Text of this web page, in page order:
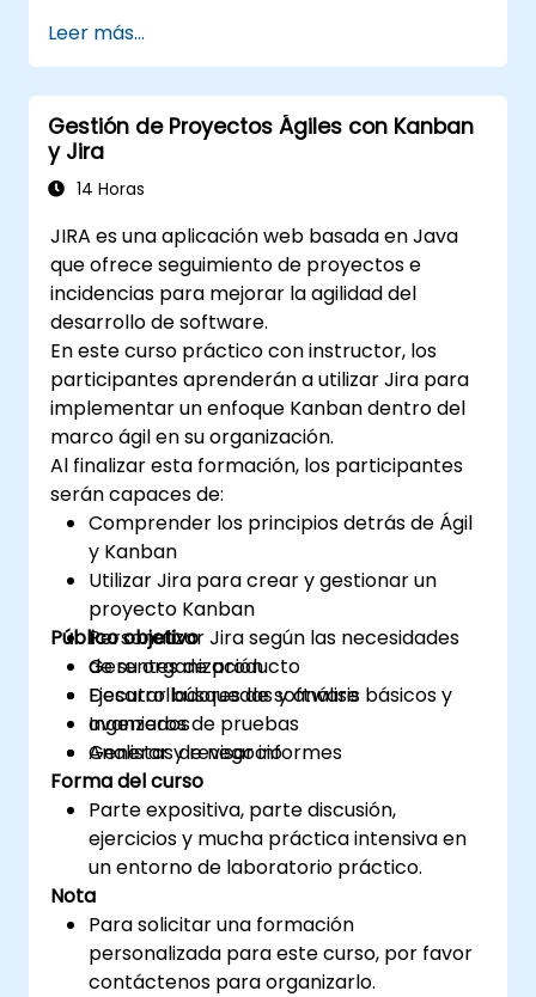
Leer más...
Gestión de Proyectos Ágiles con Kanban
y Jira
14 Horas
JIRA es una aplicación web basada en Java
que ofrece seguimiento de proyectos e
incidencias para mejorar la agilidad del
desarrollo de software.
En este curso práctico con instructor, los
participantes aprenderán a utilizar Jira para
implementar un enfoque Kanban dentro del
marco ágil en su organización.
Al finalizar esta formación, los participantes
serán capaces de:
Comprender los principios detrás de Ágil
y Kanban
Utilizar Jira para crear y gestionar un
proyecto Kanban
Personalizar Jira según las necesidades
de su organización
Ejecutar búsquedas y análisis básicos y
avanzados
Generar y revisar informes
Público objetivo
Gerentes de producto
Desarrolladores de software
Ingenieros de pruebas
Analistas de negocio
Forma del curso
Parte expositiva, parte discusión,
ejercicios y mucha práctica intensiva en
un entorno de laboratorio práctico.
Nota
Para solicitar una formación
personalizada para este curso, por favor
contáctenos para organizarlo.